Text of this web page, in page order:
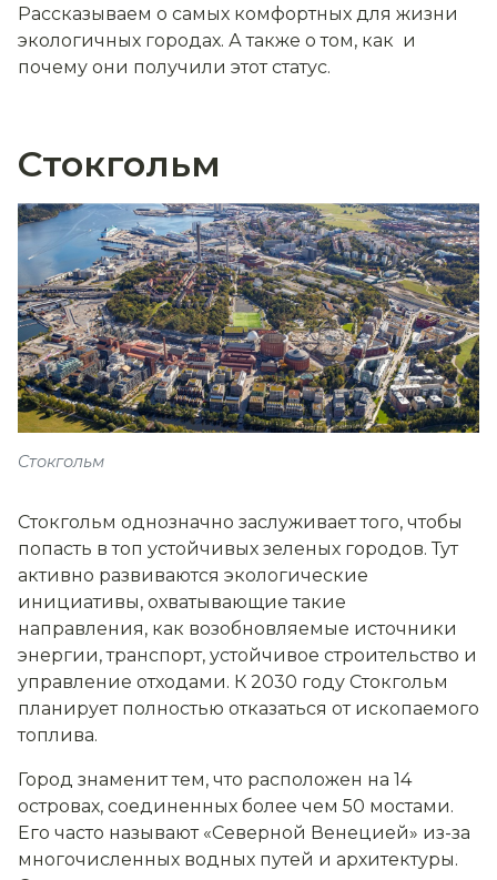
Рассказываем о самых комфортных для жизни
экологичных городах. А также о том, как и
почему они получили этот статус.
Стокгольм
Cтокгольм
Стокгольм однозначно заслуживает того, чтобы
попасть в топ устойчивых зеленых городов. Тут
активно развиваются экологические
инициативы, охватывающие такие
направления, как возобновляемые источники
энергии, транспорт, устойчивое строительство и
управление отходами. К 2030 году Стокгольм
планирует полностью отказаться от ископаемого
топлива.
Город знаменит тем, что расположен на 14
островах, соединенных более чем 50 мостами.
Его часто называют «Северной Венецией» из-за
многочисленных водных путей и архитектуры.